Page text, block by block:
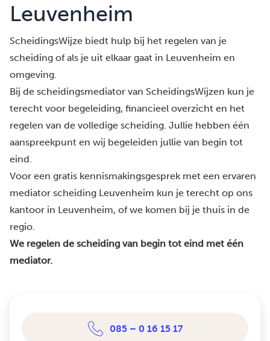
Leuvenheim
ScheidingsWijze biedt hulp bij het regelen van je
scheiding of als je uit elkaar gaat in Leuvenheim en
omgeving.
Bij de scheidingsmediator van ScheidingsWijzen kun je
terecht voor begeleiding, financieel overzicht en het
regelen van de volledige scheiding. Jullie hebben één
aanspreekpunt en wij begeleiden jullie van begin tot
eind.
Voor een gratis kennismakingsgesprek met een ervaren
mediator scheiding Leuvenheim kun je terecht op ons
kantoor in Leuvenheim, of we komen bij je thuis in de
regio.
We regelen de scheiding van begin tot eind met één
mediator.
085 – 0 16 15 17